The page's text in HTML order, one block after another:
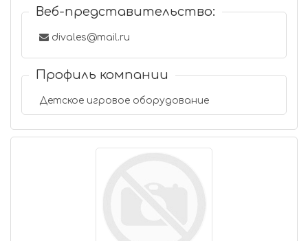
Веб-представительство:
divales@mail.ru
Профиль компании
Детское игровое оборудование